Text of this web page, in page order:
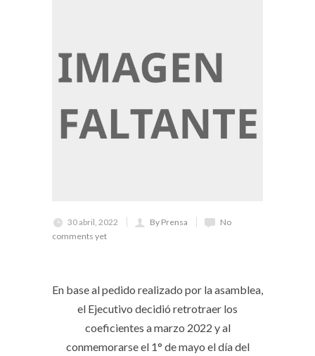
30 abril, 2022 By Prensa
No
comments yet
En base al pedido realizado por la asamblea,
el Ejecutivo decidió retrotraer los
coeficientes a marzo 2022 y al
conmemorarse el 1° de mayo el día del